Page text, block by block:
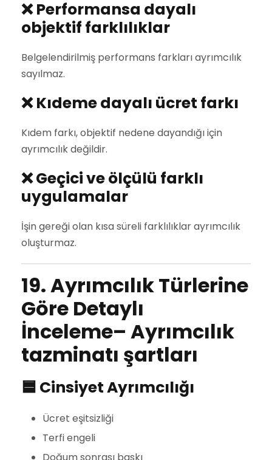
❌ Performansa dayalı
objektif farklılıklar
Belgelendirilmiş performans farkları ayrımcılık
sayılmaz.
❌ Kıdeme dayalı ücret farkı
Kıdem farkı, objektif nedene dayandığı için
ayrımcılık değildir.
❌ Geçici ve ölçülü farklı
uygulamalar
İşin gereği olan kısa süreli farklılıklar ayrımcılık
oluşturmaz.
19. Ayrımcılık Türlerine
Göre Detaylı
İnceleme– Ayrımcılık
tazminatı şartları
🟦 Cinsiyet Ayrımcılığı
Ücret eşitsizliği
Terfi engeli